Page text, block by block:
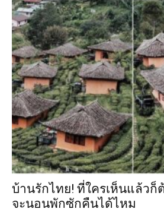
บ้านรักไทย! ที่ใครเห็นแล้วก็
จะนอนพักซักคืนได้ไหม